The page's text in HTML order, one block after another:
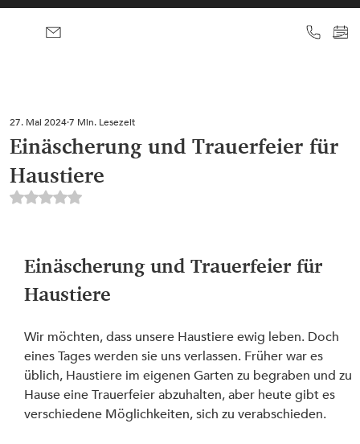
Einäscherung und Trauerfeier für
Haustiere
27. Mai 2024 7 Min. Lesezeit
Mit NaN von 5 Sternen bewertet.
Einäscherung und Trauerfeier für
Haustiere
Wir möchten, dass unsere Haustiere ewig leben. Doch
eines Tages werden sie uns verlassen. Früher war es
üblich, Haustiere im eigenen Garten zu begraben und zu
Hause eine Trauerfeier abzuhalten, aber heute gibt es
verschiedene Möglichkeiten, sich zu verabschieden.